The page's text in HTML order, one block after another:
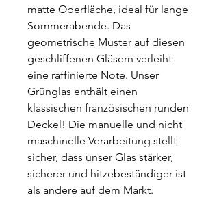
matte Oberfläche, ideal für lange
Sommerabende. Das
geometrische Muster auf diesen
geschliffenen Gläsern verleiht
eine raffinierte Note. Unser
Grünglas enthält einen
klassischen französischen runden
Deckel! Die manuelle und nicht
maschinelle Verarbeitung stellt
sicher, dass unser Glas stärker,
sicherer und hitzebeständiger ist
als andere auf dem Markt.